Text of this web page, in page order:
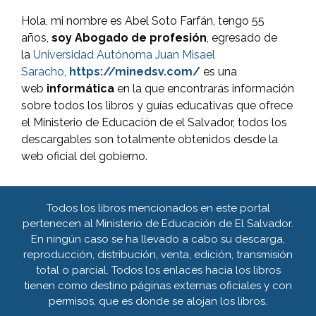
Hola, mi nombre es Abel Soto Farfán, tengo 55
años, soy Abogado de profesión, egresado de
la Universidad Autónoma Juan Misael
Saracho, https://minedsv.com/ es una
web informática en la que encontrarás información
sobre todos los libros y guías educativas que ofrece
el Ministerio de Educación de el Salvador, todos los
descargables son totalmente obtenidos desde la
web oficial del gobierno.
Todos los libros mencionados en este portal
pertenecen al Ministerio de Educación de El Salvador.
En ningún caso se ha llevado a cabo su descarga,
reproducción, distribución, venta, edición, transmisión
total o parcial. Todos los enlaces hacia los libros
tienen como destino páginas externas oficiales y con
permisos, que es donde se alojan los libros.